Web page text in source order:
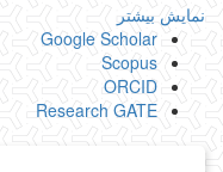
نمایش بیشتر
Google Scholar
Scopus
ORCID
Research GATE